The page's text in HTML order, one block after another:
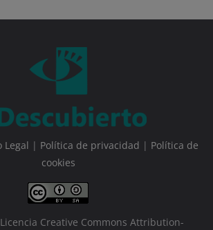
Legal | Política de privacidad | Política de
cookies
Creative Commons Attribution-